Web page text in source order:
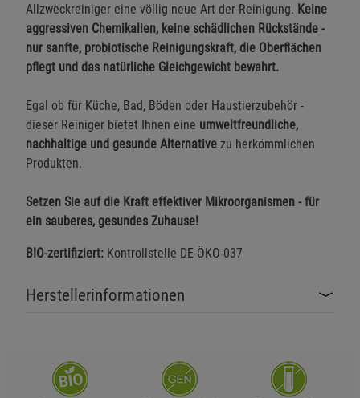
Allzweckreiniger eine völlig neue Art der Reinigung. Keine
aggressiven Chemikalien, keine schädlichen Rückstände -
nur sanfte, probiotische Reinigungskraft, die Oberflächen
pflegt und das natürliche Gleichgewicht bewahrt.
Egal ob für Küche, Bad, Böden oder Haustierzubehör -
dieser Reiniger bietet Ihnen eine umweltfreundliche,
nachhaltige und gesunde Alternative zu herkömmlichen
Produkten.
Setzen Sie auf die Kraft effektiver Mikroorganismen - für
ein sauberes, gesundes Zuhause!
BIO-zertifiziert: Kontrollstelle DE-ÖKO-037
Herstellerinformationen